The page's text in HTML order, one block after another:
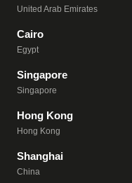
United Arab Emirates
Cairo
Egypt
Singapore
Singapore
Hong Kong
Hong Kong
Shanghai
China